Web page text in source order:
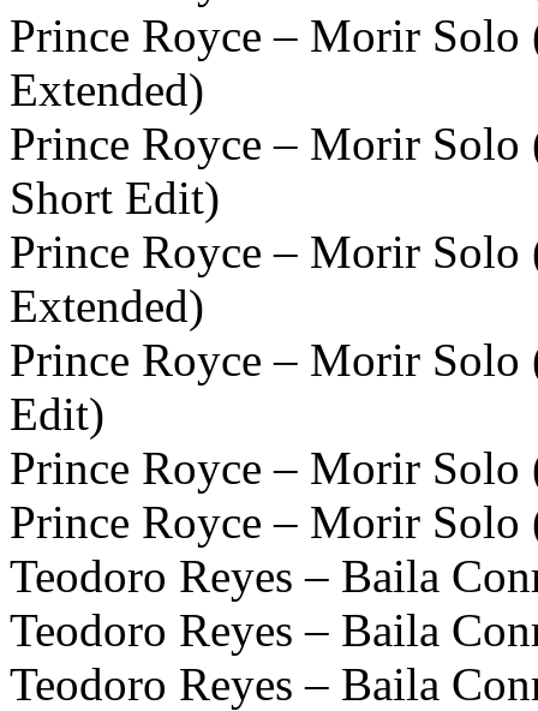
Prince Royce – Morir
Extended)
Prince Royce – Morir
Short Edit)
Prince Royce – Morir Solo
Extended)
Prince Royce – Morir Solo
Edit)
Prince Royce – Morir
Prince Royce – Morir
Teodoro Reyes – Baila
Teodoro Reyes – Baila
Teodoro Reyes – Baila